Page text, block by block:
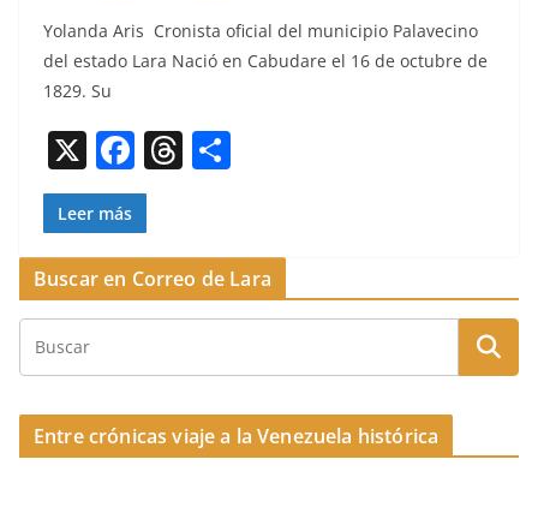
c
b
o
o
k
re
d
s
m
Yolan­da Aris Cro­nista ofi­cial del munici­pio Palave­ci­no
del esta­do Lara Nació en Cabu­dare el 16 de octubre de
1829. Su
X F
a
c
e
b
o
k
T
a
d
p
ar
Leer más
Buscar en Correo de Lara
Entre crónicas viaje a la Venezuela histórica